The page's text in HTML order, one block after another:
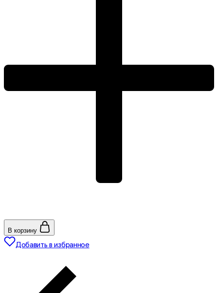
В корзину
Добавить в избранное